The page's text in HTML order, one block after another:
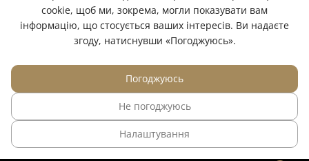
МИ У СОЦМЕРЕЖАХ:
© 2015 — 2026, Інтернет-магазин медичного одягу InWhite.
Сайт створено вSago Group
cookie, щоб ми, зокрема, могли показувати вам
інформацію, що стосується ваших інтересів. Ви надаєте
згоду, натиснувши «Погоджуюсь».
Налаштування
Не погоджуюсь
Погоджуюсь